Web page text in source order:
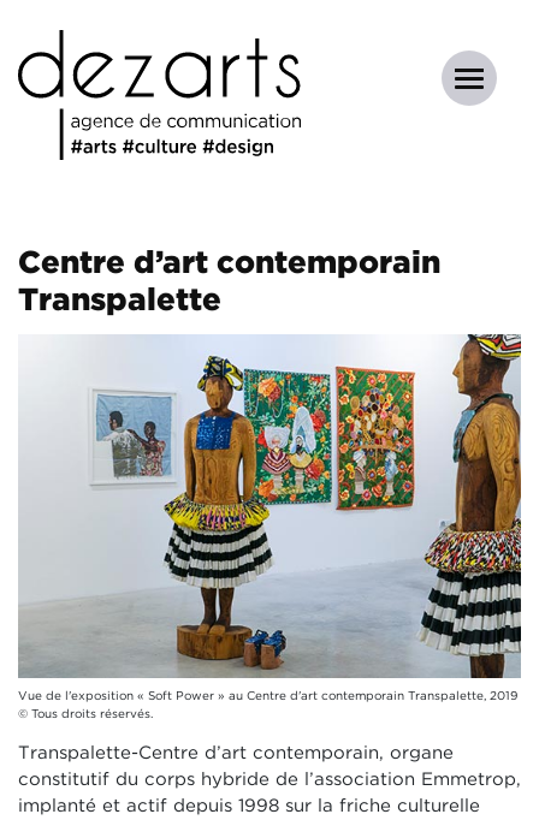
Centre d’art contemporain
Transpalette
Vue de l'exposition « Soft Power » au Centre d'art contemporain Transpalette, 2019
© Tous droits réservés.
Transpalette-Centre d’art contemporain, organe
constitutif du corps hybride de l’association Emmetrop,
implanté et actif depuis 1998 sur la friche culturelle